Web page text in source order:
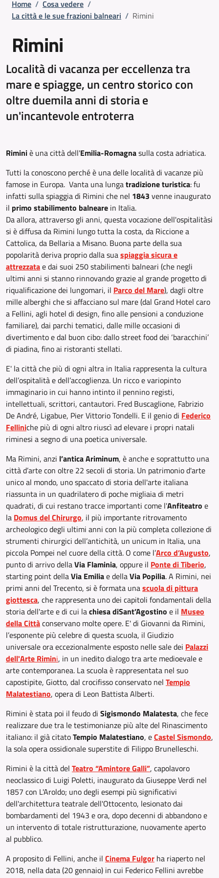
Home / Cosa vedere /
La città e le sue frazioni balneari / Rimini
Rimini
Località di vacanza per eccellenza tra
mare e spiagge, un centro storico con
oltre duemila anni di storia e
un'incantevole entroterra
Riminiè una città dell'Emilia-Romagnasulla costa adriatica.
Tutti la conoscono perché è una delle località di vacanze più
famose in Europa. Vanta una lungatradizione turistica: fu
infatti sulla spiaggia di Rimini che nel 1843 venne inaugurato
il primo stabilimento balneare in Italia.
Da allora, attraverso gli anni, questa vocazione dell'ospitalitàsi
si è diffusa da Rimini lungo tutta la costa, da Riccione a
Cattolica, da Bellaria a Misano. Buona parte della sua
popolarità deriva proprio dalla suaspiaggia sicura e
attrezzatae dai suoi 250 stabilimenti balneari (che negli
ultimi anni si stanno rinnovando grazie al grande progetto di
riqualificazione dei lungomari, il Parco del Mare), dagli oltre
mille alberghi che si affacciano sul mare (dal Grand Hotel caro
a Fellini, agli hotel di design, fino alle pensioni a conduzione
familiare), dai parchi tematici, dalle mille occasioni di
divertimento e dal buon cibo: dallo street food dei ‘baracchini’
di piadina, fino ai ristoranti stellati.
E' la città che più di ogni altra in Italia rappresenta la cultura
dell’ospitalità e dell’accoglienza. Un ricco e variopinto
immaginario in cui hanno intinto il pennino registi,
intellettuali, scrittori, cantautori. Fred Buscaglione, Fabrizio
De André, Ligabue, Pier Vittorio Tondelli. E il genio di Federico
Felliniche più di ogni altro riuscì ad elevare i propri natali
riminesi a segno di una poetica universale.
Ma Rimini, anzi l’antica Ariminum, è anche e soprattutto una
città d’arte con oltre 22 secoli di storia. Un patrimonio d'arte
unico al mondo, uno spaccato di storia dell'arte italiana
riassunta in un quadrilatero di poche migliaia di metri
quadrati, di cui restano tracce importanti come l'Anfiteatro e
la Domus del Chirurgo, il più importante ritrovamento
archeologico degli ultimi anni con la più completa collezione di
strumenti chirurgici dell’antichità, un unicum in Italia, una
piccola Pompei nel cuore della città. O come l’Arco d’Augusto,
punto di arrivo dellaVia Flaminia, oppure il Ponte di Tiberio,
starting point dellaVia Emiliae dellaVia Popilia. A Rimini, nei
primi anni del Trecento, si è formata unascuola di pittura
giottesca, che rappresenta uno dei capitoli fondamentali della
storia dell'arte e di cui lachiesa diSant’Agostino e il Museo
della Cittàconservano molte opere. E' di Giovanni da Rimini,
l’esponente più celebre di questa scuola, il Giudizio
universale ora eccezionalmente esposto nelle sale dei Palazzi
dell'Arte Rimini, in un inedito dialogo tra arte medioevale e
arte contemporanea. La scuola è rappresentata nel suo
capostipite, Giotto, dal crocifisso conservato nel Tempio
Malatestiano, opera di Leon Battista Alberti.
Rimini è stata poi il feudo di Sigismondo Malatesta, che fece
realizzare due tra le testimonianze più alte del Rinascimento
italiano: il già citatoTempio Malatestiano, eCastel Sismondo,
la sola opera ossidionale superstite di Filippo Brunelleschi.
Rimini è la città del Teatro “Amintore Galli”, capolavoro
neoclassico di Luigi Poletti, inaugurato da Giuseppe Verdi nel
1857 con L'Aroldo; uno degli esempi più significativi
dell'architettura teatrale dell'Ottocento, lesionato dai
bombardamenti del 1943 e ora, dopo decenni di abbandono e
un intervento di totale ristrutturazione, nuovamente aperto
al pubblico.
A proposito di Fellini, anche il Cinema Fulgor ha riaperto nel
2018, nella data (20 gennaio) in cui Federico Fellini avrebbe